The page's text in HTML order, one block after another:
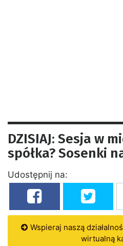
DZISIAJ: Sesja w
spółka? Sosenki
Udostępnij na:
Wspieraj naszą
wirtualną